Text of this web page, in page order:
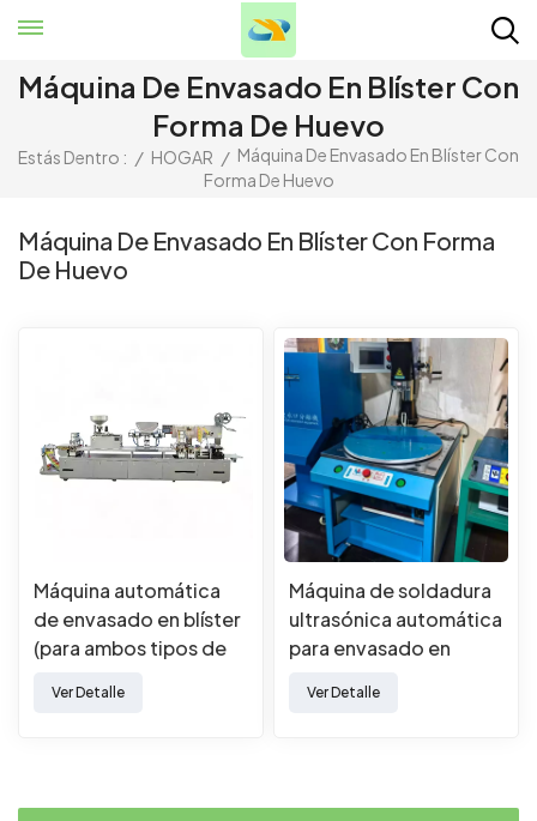
Máquina De Envasado En Blíster Con
Forma De Huevo
Estás Dentro : / HOGAR / Máquina De Envasado En Blíster Con
Forma De Huevo
Máquina De Envasado En Blíster Con Forma
De Huevo
Máquina automática
de envasado en blíster
(para ambos tipos de
Ver Detalle
Máquina de soldadura
ultrasónica automática
para envasado en
Ver Detalle